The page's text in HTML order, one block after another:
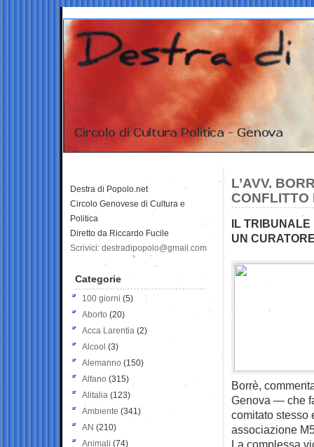
L’AVV.
CONFLITTO
IL TRIBUNALE
UN
Borrè,
Genova — che
comitato stesso
associazione
La complessa
Destra di Popolo.net
Circolo Genovese di Cultura e
Politica
Diretto da Riccardo Fucile
Scrivici: destradipopolo@gmail.com
Categorie
100 giorni (5)
Aborto (20)
Acca Larentia (2)
Alcool (3)
Alemanno (150)
Alfano (315)
Alitalia (123)
Ambiente (341)
AN (210)
Animali (74)